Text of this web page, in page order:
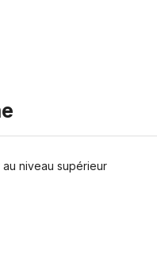
au niveau supérieur